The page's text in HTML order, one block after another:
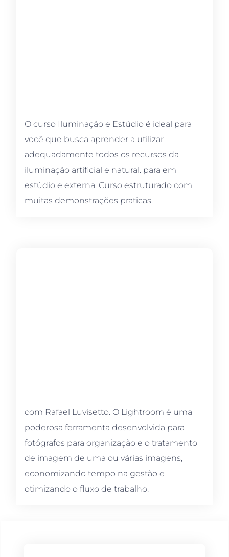
O curso Iluminação e Estúdio é ideal para
você que busca aprender a utilizar
adequadamente todos os recursos da
iluminação artificial e natural. para em
estúdio e externa. Curso estruturado com
muitas demonstrações praticas.
com Rafael Luvisetto. O Lightroom é uma
poderosa ferramenta desenvolvida para
fotógrafos para organização e o tratamento
de imagem de uma ou várias imagens,
economizando tempo na gestão e
otimizando o fluxo de trabalho.